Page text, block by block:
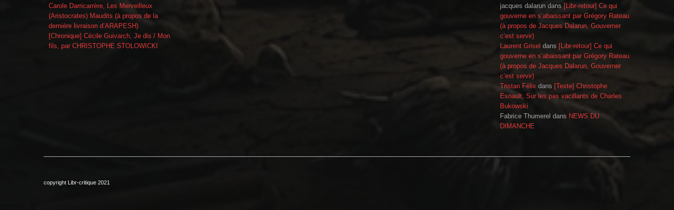
Carole Darricarrère, Les Merveilleux
(Aristocrates) Maudits (à propos de la
dernière livraison d’ARAPESH)
[Chronique] Cécile Guivarch, Je dis / Mon
fils, par CHRISTOPHE STOLOWICKI
jacques dalarun dans [Libr-retour] Ce qui
gouverne en s’abaissant par Grégory Rateau
(à propos de Jacques Dalarun, Gouverner
c’est servir)
Laurent Grisel dans [Libr-retour] Ce qui
gouverne en s’abaissant par Grégory Rateau
(à propos de Jacques Dalarun, Gouverner
c’est servir)
Tristan Félix dans [Texte] Christophe
Esnault, Sur les pas vacillants de Charles
Bukowski
Fabrice Thumerel dans NEWS DU
DIMANCHE
copyright Libr-critique 2021